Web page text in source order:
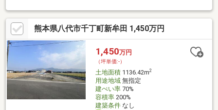
熊本県八代市千丁町新牟田 1,450万円
1,450万円
（坪単価:-）
土地面積1136.42m2
用途地域無指定
建ぺい率70%
容積率200%
建築条件なし